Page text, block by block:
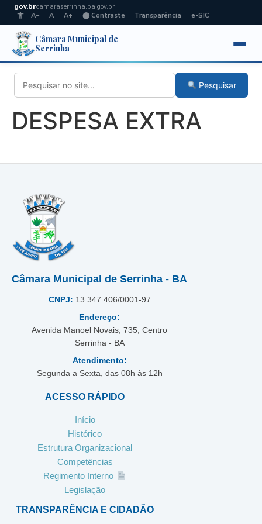
gov.brcamaraserrinha.ba.gov.br
A−
A A+ ⬤ Contraste Transparência e-SIC
Câmara Municipal de
Serrinha
Pesquisar
DESPESA EXTRA
Câmara Municipal de Serrinha - BA
CNPJ: 13.347.406/0001-97
Endereço:
Avenida Manoel Novais, 735, Centro
Serrinha - BA
Atendimento:
Segunda a Sexta, das 08h às 12h
ACESSO RÁPIDO
Início
Histórico
Estrutura Organizacional
Competências
Regimento Interno
Legislação
TRANSPARÊNCIA E CIDADÃO